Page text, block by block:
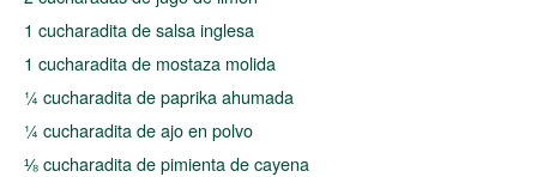
1 cucharadita de salsa inglesa
1 cucharadita de mostaza molida
¼ cucharadita de paprika ahumada
¼ cucharadita de ajo en polvo
⅛ cucharadita de pimienta de cayena